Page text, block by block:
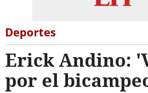
Deportes
Erick Andino:
por el